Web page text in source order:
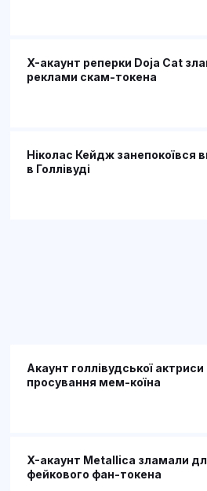
X-акаунт реперки Doja Cat
реклами скам-токена
Ніколас Кейдж занепокоївся
в Голлівуді
Акаунт голлівудської
просування мем-коїна
X-акаунт Metallica зламали
фейкового фан-токена